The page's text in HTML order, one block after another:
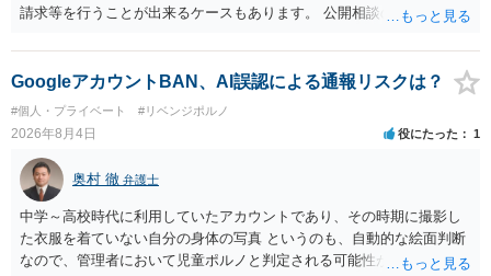
請求等を行うことが出来るケースもあります。 公開相談の場では回答
に個別に相談されると良いでしょう。
GoogleアカウントBAN、AI誤認による通報リスクは？
#個人・プライベート #リベンジポルノ
2026年8月4日 役にたった 1
奥村 徹 弁護士
中学～高校時代に利用していたアカウントであり、その時期に撮影し
た衣服を着ていない自分の身体の写真 というのも、自動的な絵面判断
なので、管理者において児童ポルノと判定される可能性があります。